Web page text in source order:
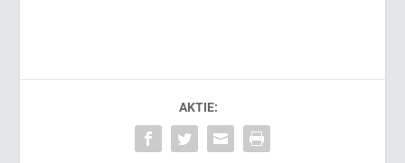
AKTIE: